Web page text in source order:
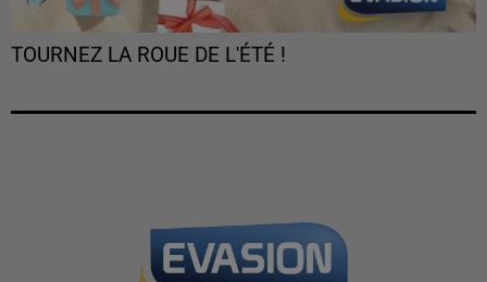
TOURNEZ LA ROUE DE L'ÉTÉ !